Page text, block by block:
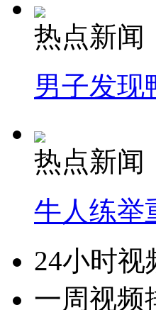
热点新闻
男子发现
热点新闻
牛人练举
24小时视
一周视频